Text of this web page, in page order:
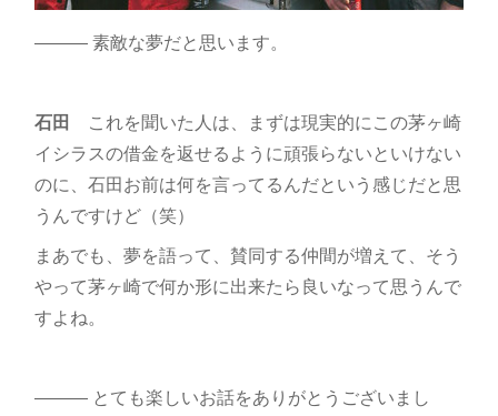
――― 素敵な夢だと思います。
石田 これを聞いた人は、まずは現実的にこの茅ヶ崎
イシラスの借金を返せるように頑張らないといけない
のに、石田お前は何を言ってるんだという感じだと思
うんですけど（笑）
まあでも、夢を語って、賛同する仲間が増えて、そう
やって茅ヶ崎で何か形に出来たら良いなって思うんで
すよね。
――― とても楽しいお話をありがとうございまし